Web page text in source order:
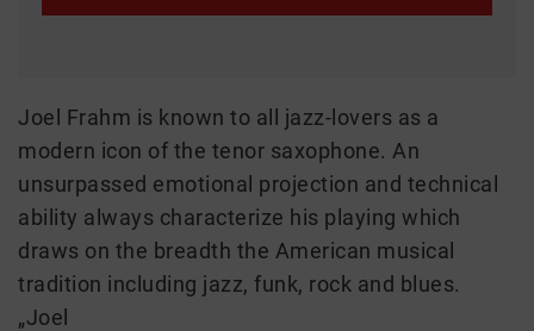
Joel Frahm is known to all jazz-lovers as a
modern icon of the tenor saxophone. An
unsurpassed emotional projection and technical
ability always characterize his playing which
draws on the breadth the American musical
tradition including jazz, funk, rock and blues.
„Joel